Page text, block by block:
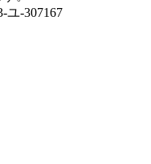
-307167